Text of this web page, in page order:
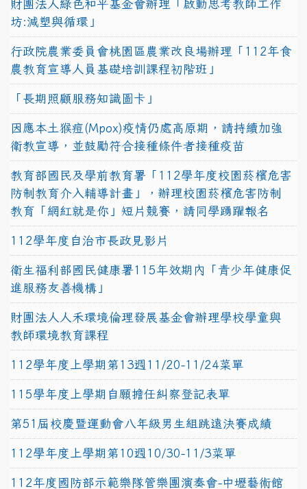
財團法人綠色和平基金會辦理「啟動思考教師工作
坊:減塑與循環」
行政院農業委員會桃園區農業改良場辦理「112年食
農教育宣導人員基礎培訓課程初階班」
「長期照顧服務知識圖卡」
因應本土猴痘(Mpox)疫情仍處高原期，請持續加強
衛教宣導，並鼓勵符合接種條件者接種疫苗
教育部國民及學前教育署「112學年度校園菸檳危害
防制教育介入輔導計畫」，辦理校園菸檳危害防制
教育「網紅就是你」短片競賽，請同學踴躍報名
112學年度自治市長政見影片
衛生福利部國民健康署115年效期內「青少年健康促
進服務友善機構」
財團法人人禾環境倫理發展基金會辦理學校學童與
教師環境教育課程
112學年度上學期第13週11/20-11/24菜單
115學年度上學期自願擔任糾察登記表單
第51屆校慶暨運動會八年級男生組跳遠決賽成績
112學年度上學期第10週10/30-11/3菜單
112年度國防部示範樂隊管樂團演奏會-中壢藝術館